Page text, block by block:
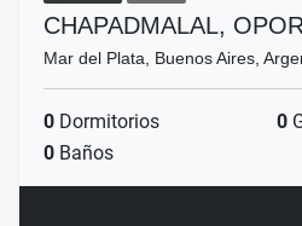
CHAPADMALAL,
Mar del Plata, Buenos Aires,
0 Dormitorios 0
0 Baños